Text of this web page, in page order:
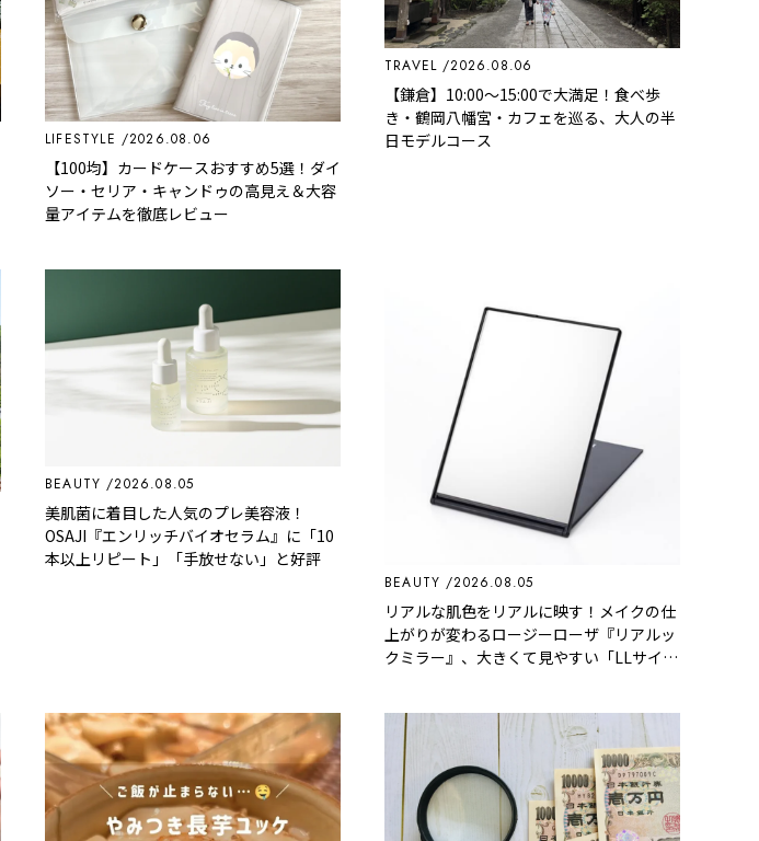
LIFESTYLE 2026.08.06
【100均】カードケースおすすめ5選！ダイ
ソー・セリア・キャンドゥの高見え＆大容
量アイテムを徹底レビュー
TRAVEL 2026.08.06
【鎌倉】10:00〜15:00で大満足！食べ歩
き・鶴岡八幡宮・カフェを巡る、大人の半
日モデルコース
BEAUTY 2026.08.05
美肌菌に着目した人気のプレ美容液！
OSAJI『エンリッチバイオセラム』に「10
本以上リピート」「手放せない」と好評
BEAUTY 2026.08.05
リアルな肌色をリアルに映す！メイクの仕
上がりが変わるロージーローザ『リアルッ
クミラー』、大きくて見やすい「LLサイ